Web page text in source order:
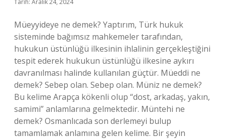
Tarih: Aralık 24, 2024
Müeyyideye ne demek? Yaptırım, Türk hukuk
sisteminde bağımsız mahkemeler tarafından,
hukukun üstünlüğü ilkesinin ihlalinin gerçekleştiğini
tespit ederek hukukun üstünlüğü ilkesine aykırı
davranılması halinde kullanılan güçtür. Müeddi ne
demek? Sebep olan. Sebep olan. Müniz ne demek?
Bu kelime Arapça kökenli olup “dost, arkadaş, yakın,
samimi” anlamlarına gelmektedir. Müntehi ne
demek? Osmanlıcada son derlemeyi bulup
tamamlamak anlamına gelen kelime. Bir şeyin